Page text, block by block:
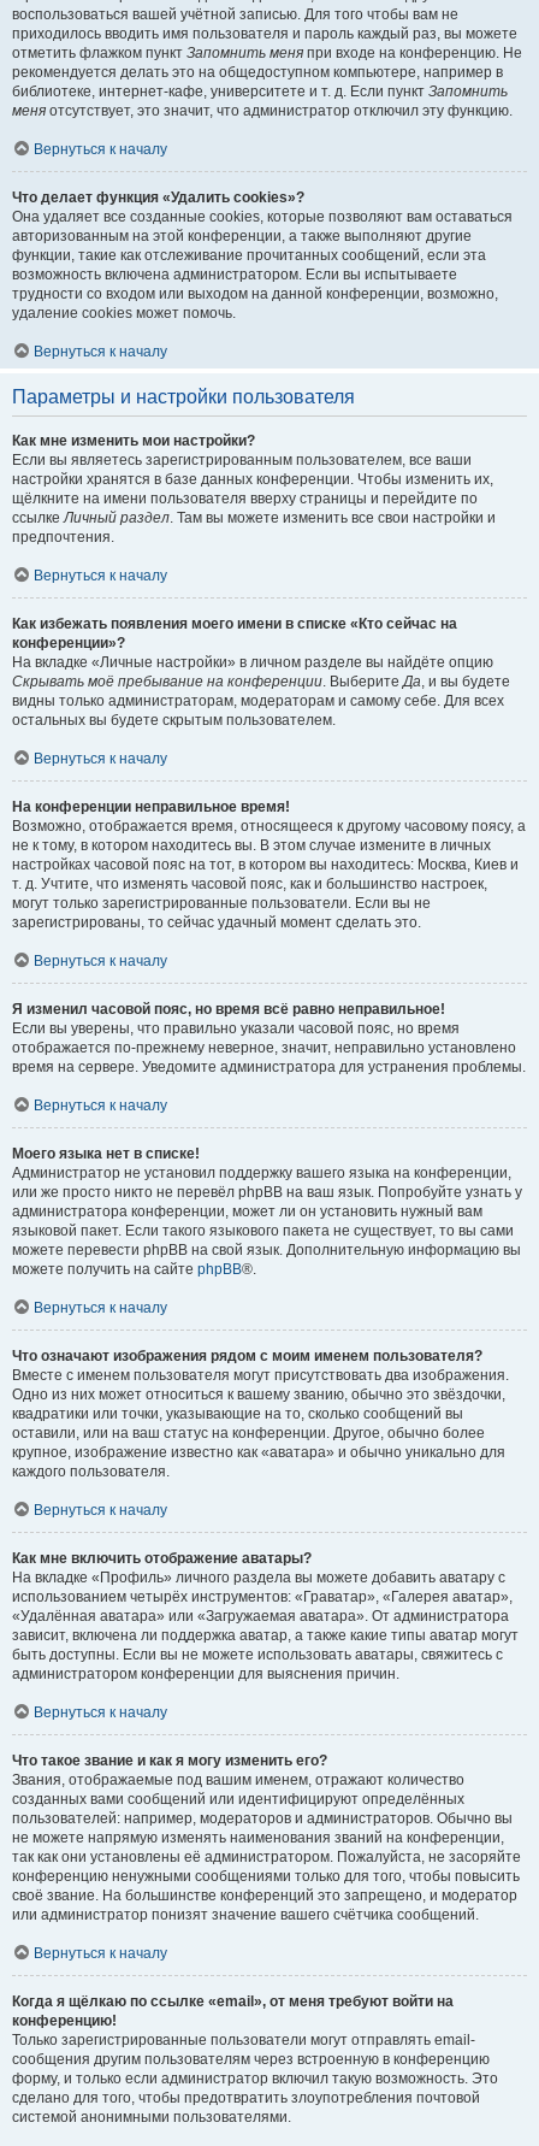
воспользоваться вашей учётной записью. Для того чтобы вам не
приходилось вводить имя пользователя и пароль каждый раз, вы можете
отметить флажком пункт Запомнить меня при входе на конференцию. Не
рекомендуется делать это на общедоступном компьютере, например в
библиотеке, интернет-кафе, университете и т. д. Если пункт Запомнить
меня отсутствует, это значит, что администратор отключил эту функцию.
Вернуться к началу
Что делает функция «Удалить cookies»?
Она удаляет все созданные cookies, которые позволяют вам оставаться
авторизованным на этой конференции, а также выполняют другие
функции, такие как отслеживание прочитанных сообщений, если эта
возможность включена администратором. Если вы испытываете
трудности со входом или выходом на данной конференции, возможно,
удаление cookies может помочь.
Вернуться к началу
Параметры и настройки пользователя
Как мне изменить мои настройки?
Если вы являетесь зарегистрированным пользователем, все ваши
настройки хранятся в базе данных конференции. Чтобы изменить их,
щёлкните на имени пользователя вверху страницы и перейдите по
ссылкеЛичный раздел. Там вы можете изменить все свои настройки и
предпочтения.
Вернуться к началу
Как избежать появления моего имени в списке «Кто сейчас на
конференции»?
На вкладке «Личные настройки» в личном разделе вы найдёте опцию
Скрывать моё пребывание на конференции. ВыберитеДа, и вы будете
видны только администраторам, модераторам и самому себе. Для всех
остальных вы будете скрытым пользователем.
Вернуться к началу
На конференции неправильное время!
Возможно, отображается время, относящееся к другому часовому поясу, а
не к тому, в котором находитесь вы. В этом случае измените в личных
настройках часовой пояс на тот, в котором вы находитесь: Москва, Киев и
т. д. Учтите, что изменять часовой пояс, как и большинство настроек,
могут только зарегистрированные пользователи. Если вы не
зарегистрированы, то сейчас удачный момент сделать это.
Вернуться к началу
Я изменил часовой пояс, но время всё равно неправильное!
Если вы уверены, что правильно указали часовой пояс, но время
отображается по-прежнему неверное, значит, неправильно установлено
время на сервере. Уведомите администратора для устранения проблемы.
Вернуться к началу
Моего языка нет в списке!
Администратор не установил поддержку вашего языка на конференции,
или же просто никто не перевёл phpBB на ваш язык. Попробуйте узнать у
администратора конференции, может ли он установить нужный вам
языковой пакет. Если такого языкового пакета не существует, то вы сами
можете перевести phpBB на свой язык. Дополнительную информацию вы
можете получить на сайте phpBB®.
Вернуться к началу
Что означают изображения рядом с моим именем пользователя?
Вместе с именем пользователя могут присутствовать два изображения.
Одно из них может относиться к вашему званию, обычно это звёздочки,
квадратики или точки, указывающие на то, сколько сообщений вы
оставили, или на ваш статус на конференции. Другое, обычно более
крупное, изображение известно как «аватара» и обычно уникально для
каждого пользователя.
Вернуться к началу
Как мне включить отображение аватары?
На вкладке «Профиль» личного раздела вы можете добавить аватару с
использованием четырёх инструментов: «Граватар», «Галерея аватар»,
«Удалённая аватара» или «Загружаемая аватара». От администратора
зависит, включена ли поддержка аватар, а также какие типы аватар могут
быть доступны. Если вы не можете использовать аватары, свяжитесь с
администратором конференции для выяснения причин.
Вернуться к началу
Что такое звание и как я могу изменить его?
Звания, отображаемые под вашим именем, отражают количество
созданных вами сообщений или идентифицируют определённых
пользователей: например, модераторов и администраторов. Обычно вы
не можете напрямую изменять наименования званий на конференции,
так как они установлены её администратором. Пожалуйста, не засоряйте
конференцию ненужными сообщениями только для того, чтобы повысить
своё звание. На большинстве конференций это запрещено, и модератор
или администратор понизят значение вашего счётчика сообщений.
Вернуться к началу
Когда я щёлкаю по ссылке «email», от меня требуют войти на
конференцию!
Только зарегистрированные пользователи могут отправлять email-
сообщения другим пользователям через встроенную в конференцию
форму, и только если администратор включил такую возможность. Это
сделано для того, чтобы предотвратить злоупотребления почтовой
системой анонимными пользователями.